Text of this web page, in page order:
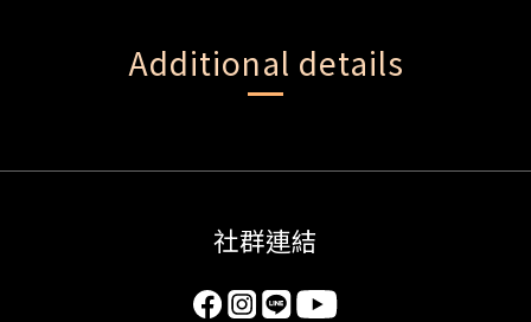
Additional details
社群連結